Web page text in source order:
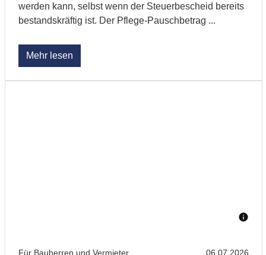
werden kann, selbst wenn der Steuerbescheid bereits
bestandskräftig ist. Der Pflege-Pauschbetrag ...
Mehr lesen
Für Bauherren und Vermieter 06.07.2026